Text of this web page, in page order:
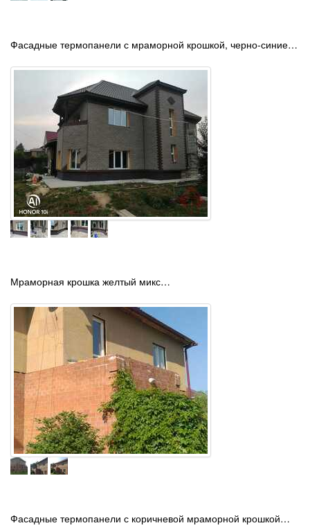
Фасадные термопанели с мраморной крошкой, черно-синие…
Мраморная крошка желтый микс…
Фасадные термопанели с коричневой мраморной крошкой…